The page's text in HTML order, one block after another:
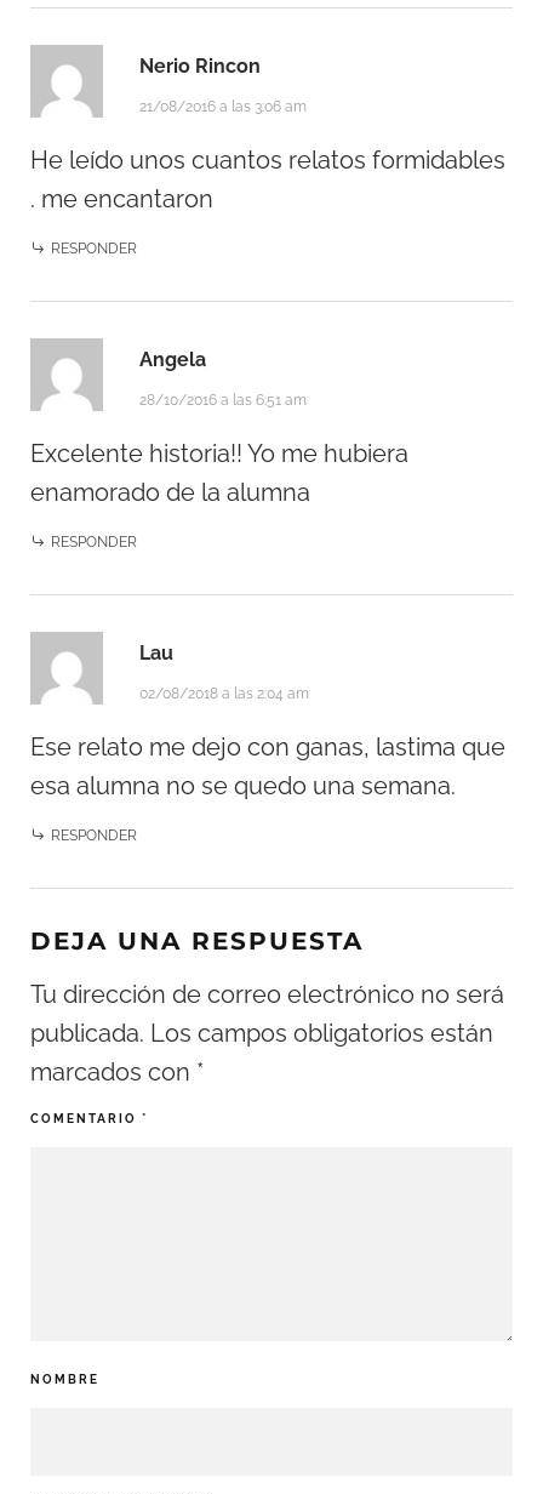
Nerio Rincon
21/08/2016 a las 3:06 am
He leído unos cuantos relatos formidables
. me encantaron
RESPONDER
Angela
28/10/2016 a las 6:51 am
Excelente historia!! Yo me hubiera
enamorado de la alumna
RESPONDER
Lau
02/08/2018 a las 2:04 am
Ese relato me dejo con ganas, lastima que
esa alumna no se quedo una semana.
RESPONDER
DEJA UNA RESPUESTA
Tu dirección de correo electrónico no será
publicada. Los campos obligatorios están
marcados con *
COMENTARIO *
NOMBRE